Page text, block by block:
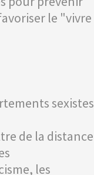
le "vivre
sexistes
de la distance
les